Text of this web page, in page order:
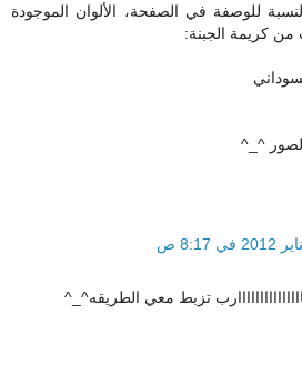
للوصفة في الصفحة، الألوان الموجودة
من كريمة الجبنة:
^_^
تزبط معي الطريقه^_^